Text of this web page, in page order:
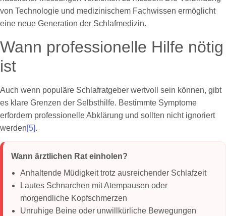
von Technologie und medizinischem Fachwissen ermöglicht
eine neue Generation der Schlafmedizin.
Wann professionelle Hilfe nötig
ist
Auch wenn populäre Schlafratgeber wertvoll sein können, gibt
es klare Grenzen der Selbsthilfe. Bestimmte Symptome
erfordern professionelle Abklärung und sollten nicht ignoriert
werden[5].
Wann ärztlichen Rat einholen?
Anhaltende Müdigkeit trotz ausreichender Schlafzeit
Lautes Schnarchen mit Atempausen oder
morgendliche Kopfschmerzen
Unruhige Beine oder unwillkürliche Bewegungen